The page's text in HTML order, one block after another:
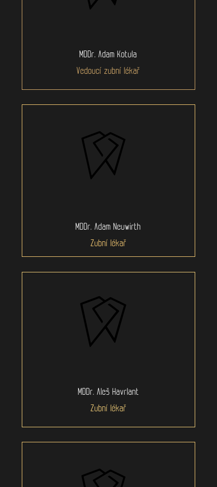
MDDr. Adam Kotula
Vedoucí zubní lékař
MDDr. Adam Neuwirth
Zubní lékař
MDDr. Aleš Havrlant
Zubní lékař